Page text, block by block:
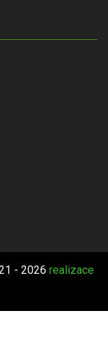
- 2026 realizace